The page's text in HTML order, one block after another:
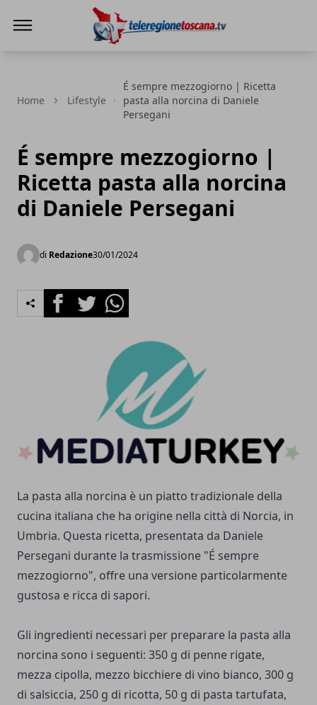
Home Lifestyle
É sempre mezzogiorno | Ricetta
pasta alla norcina di Daniele
Persegani
É sempre mezzogiorno |
Ricetta pasta alla norcina
di Daniele Persegani
di Redazione30/01/2024
FacebookTwitterWhatsapp
La pasta alla norcina è un piatto tradizionale della
cucina italiana che ha origine nella città di Norcia, in
Umbria. Questa ricetta, presentata da Daniele
Persegani durante la trasmissione "É sempre
mezzogiorno", offre una versione particolarmente
gustosa e ricca di sapori.
Gli ingredienti necessari per preparare la pasta alla
norcina sono i seguenti: 350 g di penne rigate,
mezza cipolla, mezzo bicchiere di vino bianco, 300 g
di salsiccia, 250 g di ricotta, 50 g di pasta tartufata,